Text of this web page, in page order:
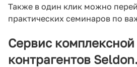
Также в один клик можно
практических семинаров по
Сервис
контрагентов